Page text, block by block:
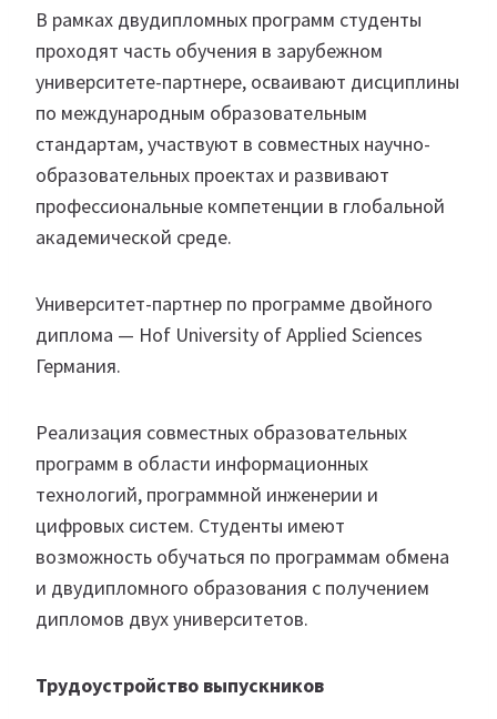
В рамках двудипломных программ студенты
проходят часть обучения в зарубежном
университете-партнере, осваивают дисциплины
по международным образовательным
стандартам, участвуют в совместных научно-
образовательных проектах и развивают
профессиональные компетенции в глобальной
академической среде.
Университет-партнер по программе двойного
диплома — Hof University of Applied Sciences
Германия.
Реализация совместных образовательных
программ в области информационных
технологий, программной инженерии и
цифровых систем. Студенты имеют
возможность обучаться по программам обмена
и двудипломного образования с получением
дипломов двух университетов.
Трудоустройство выпускников